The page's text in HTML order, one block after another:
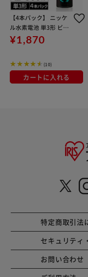
【4本パック】 ニッケ
ル水素電池 単3形 ビッ
クキャパ リチャージ B
CR-S3MH/4B
¥1,870
(10)
カートに入れる
特定商取引法
セキュリティ
お問い合わせ